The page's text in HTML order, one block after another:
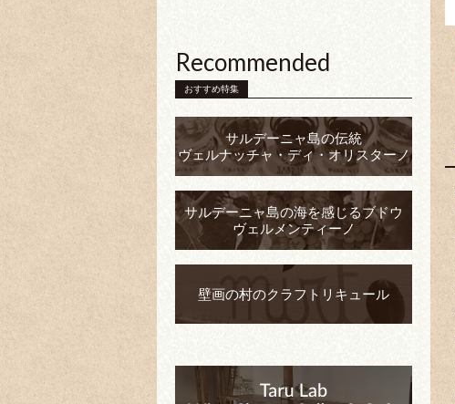
Recommended
おすすめ特集
サルデーニャ島の伝統
ヴェルナッチャ・ディ・オリスターノ
サルデーニャ島の海を感じるブドウ
ヴェルメンティーノ
壁画の村のクラフトリキュール